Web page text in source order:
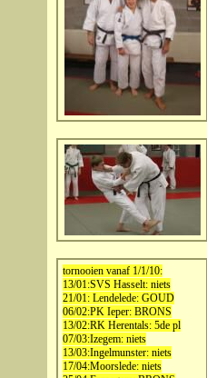
tornooien vanaf 1/1/10:
13/01:SVS Hasselt: niets
21/01: Lendelede: GOUD
06/02:PK Ieper: BRONS
13/02:RK Herentals: 5de pl
07/03:Izegem: niets
13/03:Ingelmunster: niets
17/04:Moorslede: niets